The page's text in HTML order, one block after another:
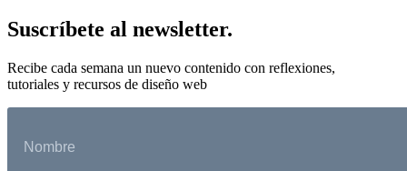
Suscríbete al newsletter.
Recibe cada semana un nuevo contenido con reflexiones,
tutoriales y recursos de diseño web